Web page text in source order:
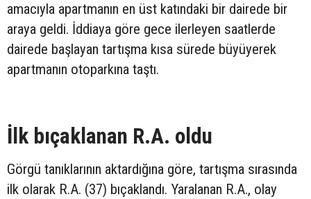
amacıyla apartmanın en üst katındaki bir dairede bir
araya geldi. İddiaya göre gece ilerleyen saatlerde
dairede başlayan tartışma kısa sürede büyüyerek
apartmanın otoparkına taştı.
İlk bıçaklanan R.A. oldu
Görgü tanıklarının aktardığına göre, tartışma sırasında
ilk olarak R.A. (37) bıçaklandı. Yaralanan R.A., olay